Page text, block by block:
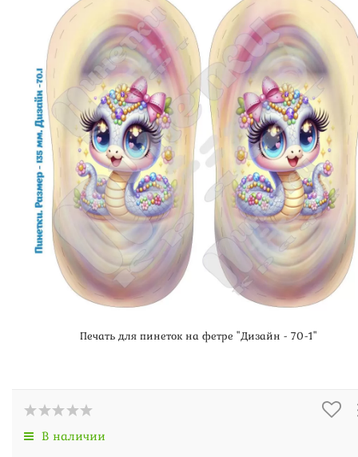
Печать для пинеток на фетре "Дизайн - 70-1"
В наличии